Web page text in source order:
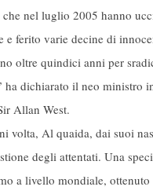
nel luglio 2005 hanno
e ferito varie decine di
oltre quindici anni per
ha dichiarato il neo ministro
Allan West.
volta, Al quaida, dai suoi
degli attentati. Una
a livello mondiale, ottenuto